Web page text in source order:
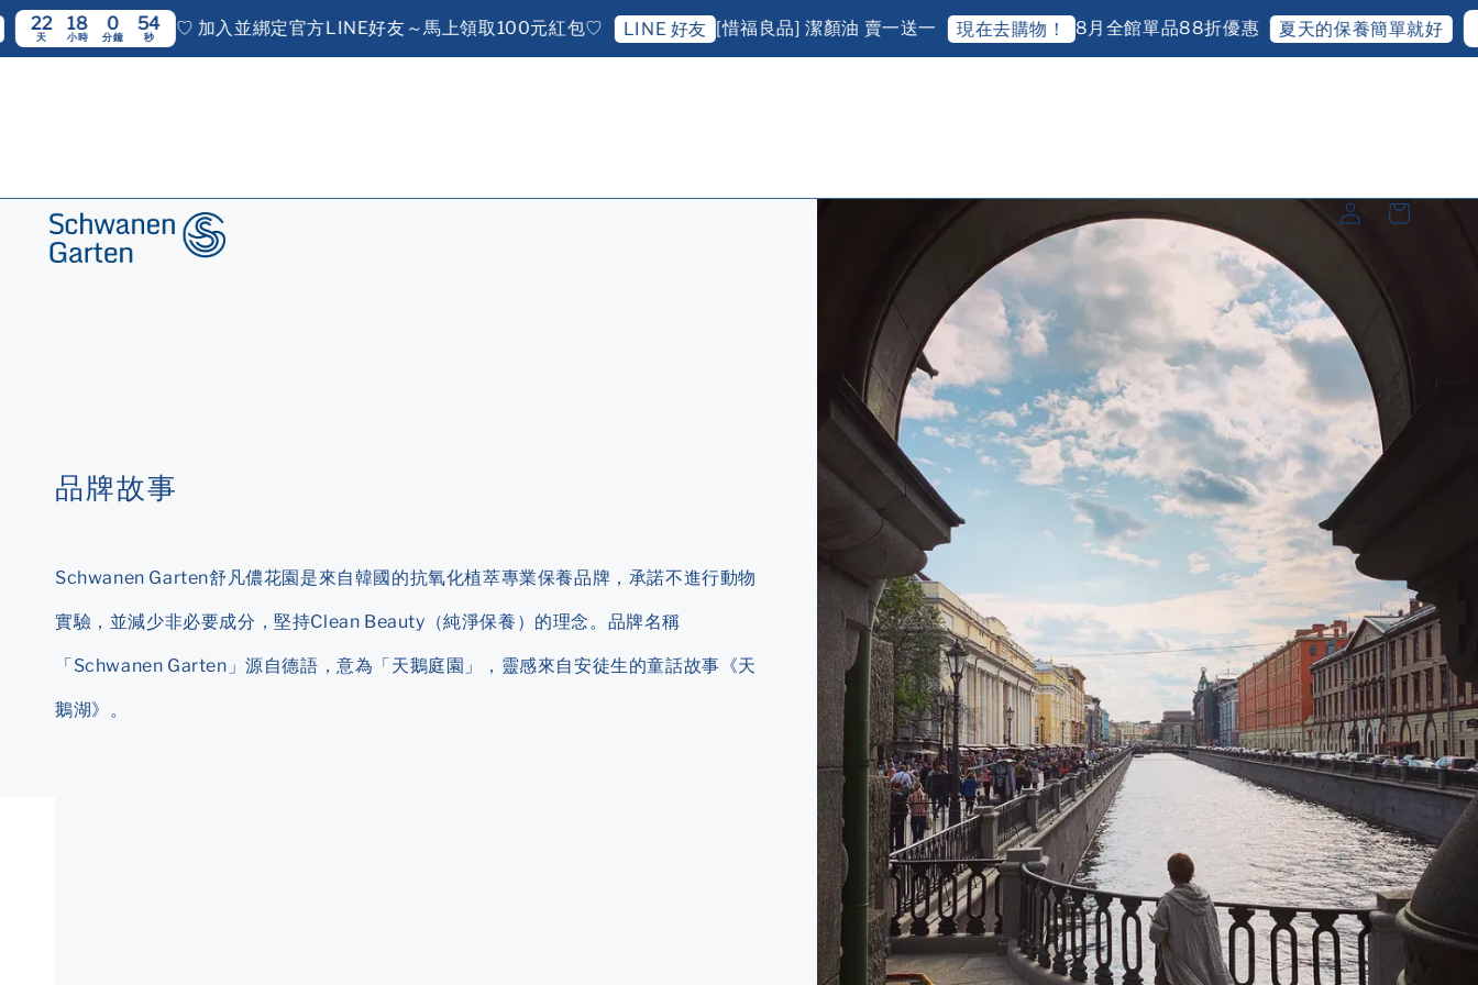
18 0
分鐘
52
秒 ♡ 加入並綁定官方LINE好友～馬上領取100元紅包♡ LINE 好友 [惜福良品] 潔顏油 賣一送一 現在去購物！ 8月全館單品88折優惠 夏天的保養簡單就好 22
天
18
品牌故事
Schwanen Garten舒凡儂花園是來自韓國的抗氧化植萃專業保養品牌，承諾不進行動物
實驗，並減少非必要成分，堅持Clean Beauty（純淨保養）的理念。品牌名稱
「Schwanen Garten」源自德語，意為「天鵝庭園」，靈感來自安徒生的童話故事《天
鵝湖》。